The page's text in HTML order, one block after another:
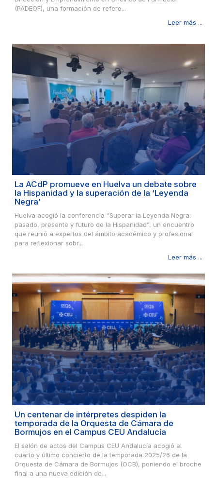
(PADEOF), una formación de refere...
Leer más ...
La ACdP promueve en Huelva un debate sobre
la Hispanidad y la superación de la ‘Leyenda
Negra’
Huelva acogió la conferencia “Superar la Leyenda Negra:
pasado, presente y futuro de la Hispanidad”, un encuentro
que reunió a expertos del ámbito académico y profesional
para reflexionar sobr...
Leer más ...
Un centenar de intérpretes despiden la
temporada de la Orquesta de Cámara de
Bormujos en el Campus CEU Andalucía
El salón de actos del Campus CEU Andalucía acogió el
cuarto y último concierto de la temporada 2025/26 de la
Orquesta de Cámara de Bormujos (OCB), poniendo el broche
final a una nueva edición de...